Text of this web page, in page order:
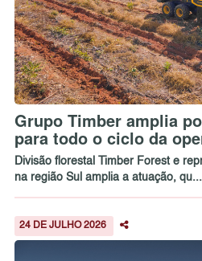
Grupo Timber amplia
para todo o ciclo da
Divisão florestal Timber Forest e
na região Sul amplia a atuação, qu...
24 DE JULHO 2026